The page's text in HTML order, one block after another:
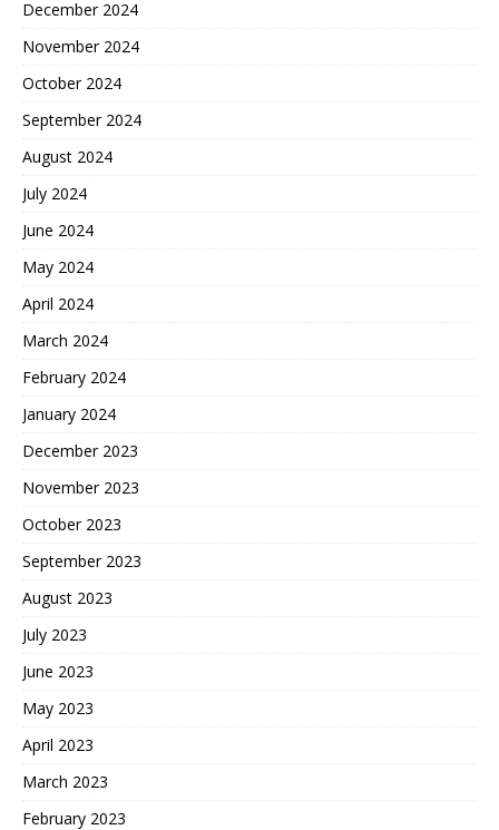
December 2024
November 2024
October 2024
September 2024
August 2024
July 2024
June 2024
May 2024
April 2024
March 2024
February 2024
January 2024
December 2023
November 2023
October 2023
September 2023
August 2023
July 2023
June 2023
May 2023
April 2023
March 2023
February 2023